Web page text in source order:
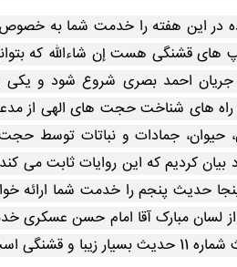
در این هفته را خدمت شما به
های قشنگی هست إن شاءالله که
جریان احمد بصری شروع شود و
های شناخت حجت های الهی از
حیوان، جمادات و نباتات توسط
بیان کردیم که این روایات
حدیث پنجم را خدمت شما ارائه
لسان مبارک آقا امام حسن
در صفحه 499